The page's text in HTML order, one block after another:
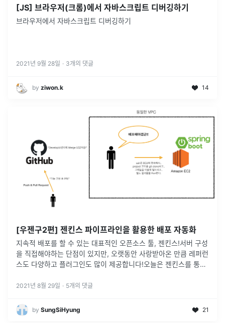
[JS] 브라우저(크롬)에서 자바스크립트 디버깅하기
브라우저에서 자바스크립트 디버깅하기
2021년 9월 28일 · 3개의 댓글
by ziwon.k 14
[우젠구2편] 젠킨스 파이프라인을 활용한 배포 자동화
지속적 배포를 할 수 있는 대표적인 오픈소스 툴, 젠킨스!서버 구성
을 직접해야하는 단점이 있지만, 오랫동안 사랑받아온 만큼 레퍼런
스도 다양하고 플러그인도 많이 제공합니다!오늘은 젠킨스를 통해
: 프로젝트에...
2021년 8월 29일 · 5개의 댓글
by SungSiHyung 21